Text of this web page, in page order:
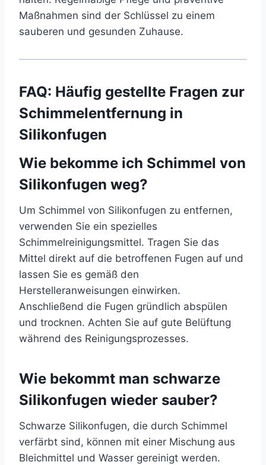
Maßnahmen sind der Schlüssel zu einem
sauberen und gesunden Zuhause.
FAQ: Häufig gestellte Fragen zur
Schimmelentfernung in
Silikonfugen
Wie bekomme ich Schimmel von
Silikonfugen weg?
Um Schimmel von Silikonfugen zu entfernen,
verwenden Sie ein spezielles
Schimmelreinigungsmittel. Tragen Sie das
Mittel direkt auf die betroffenen Fugen auf und
lassen Sie es gemäß den
Herstelleranweisungen einwirken.
Anschließend die Fugen gründlich abspülen
und trocknen. Achten Sie auf gute Belüftung
während des Reinigungsprozesses.
Wie bekommt man schwarze
Silikonfugen wieder sauber?
Schwarze Silikonfugen, die durch Schimmel
verfärbt sind, können mit einer Mischung aus
Bleichmittel und Wasser gereinigt werden.